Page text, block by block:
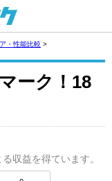
・性能比較 >
ーク！18
収益を得ています。